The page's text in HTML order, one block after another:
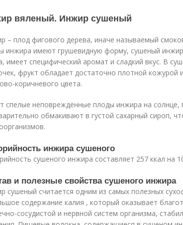
вяленый. Инжир сушеный
– плод фигового дерева, иначе называемый
инжира имеют грушевидную форму, сушеный инжир
имеет специфический аромат и сладкий вкус. В
фрукт обладает достаточно плотной кожурой
коричневого цвета.
спелые неповреждённые плоды инжира на
обмакивают в густой сахарный сироп,
инжира сушеного
сушеного инжира составляет 257 ккал на
и полезные свойства сушеного инжира
сушеный считается одним из самых полезных
содержание калия , который оказывает
сосудистой и нервной систем организма,